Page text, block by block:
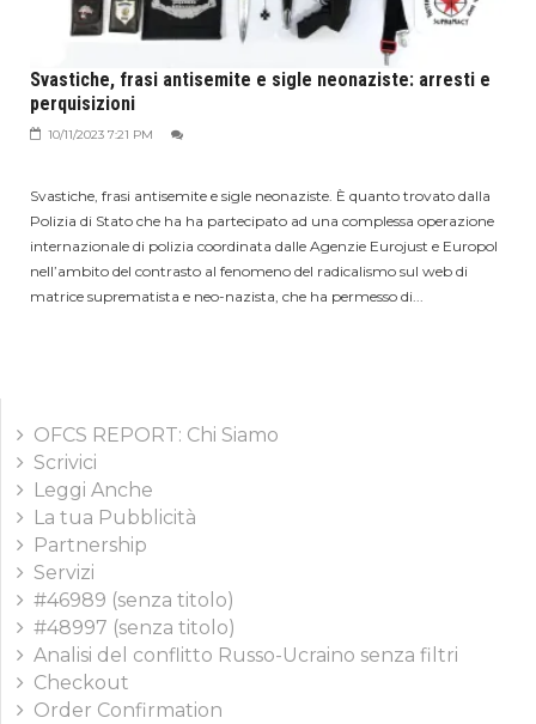
Svastiche, frasi antisemite e sigle neonaziste: arresti e
perquisizioni
10/11/2023 7:21 PM
Svastiche, frasi antisemite e sigle neonaziste. È quanto trovato dalla
Polizia di Stato che ha ha partecipato ad una complessa operazione
internazionale di polizia coordinata dalle Agenzie Eurojust e Europol
nell’ambito del contrasto al fenomeno del radicalismo sul web di
matrice suprematista e neo-nazista, che ha permesso di...
OFCS REPORT: Chi Siamo
Scrivici
Leggi Anche
La tua Pubblicità
Partnership
Servizi
#46989 (senza titolo)
#48997 (senza titolo)
Analisi del conflitto Russo-Ucraino senza filtri
Checkout
Order Confirmation